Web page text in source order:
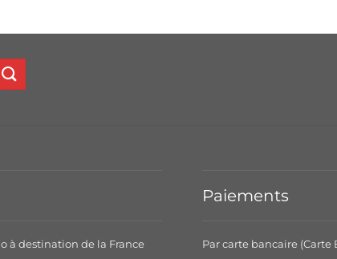
à destination de la France
Paiements
Par carte bancaire (Carte